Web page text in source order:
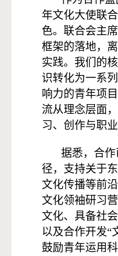
年文化大使联
色。联合会主
框架的落地，
实践。我们的
识转化为一系
响力的青年项
流从理念层面
习、创作与职
据悉，合
径，支持关于
文化传播等前
文化领袖研习
文化、具备社
以及合作开发“
鼓励青年运用